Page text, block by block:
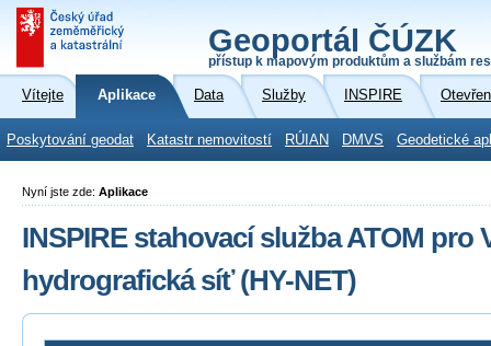
Geoportál ČÚZK
přístup k mapovým produktům a službám
Vítejte Aplikace Data Služby INSPIRE
Poskytování geodat Katastr nemovitostí RÚIAN DMVS Geodetické
Nyní jste zde: Aplikace
INSPIRE stahovací služba ATOM pro
hydrografická síť (HY-NET)